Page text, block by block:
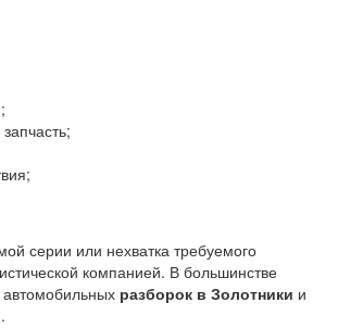
серии или нехватка требуемого
компанией. В большинстве
автомобильных разборок в Золотники и
.